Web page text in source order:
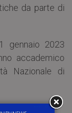
da parte di
gennaio 2023
accademico
Nazionale di